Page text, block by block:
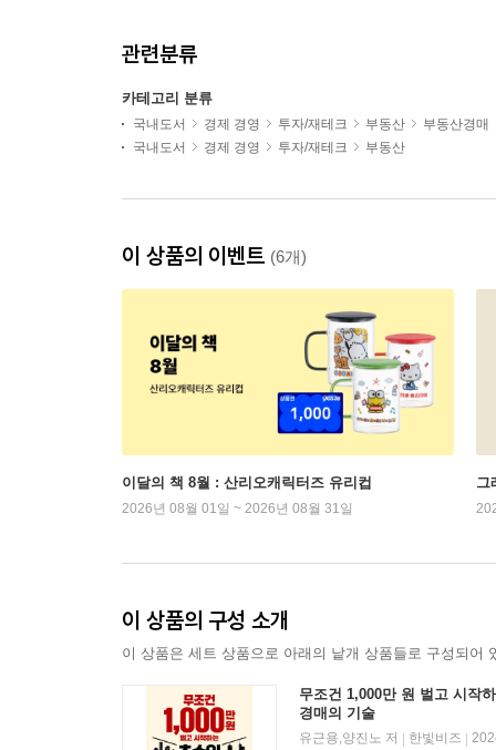
관련분류
카테고리 분류
국내도서 경제 경영 투자/재테크 부동산
부동산경매
국내도서
경제 경영 투자/재테크 부동산
이 상품의 이벤트 (6개)
이달의 책 8월 : 산리오캐릭터즈 유리컵
2026년 08월 01일 ~ 2026년 08월 31일
그
이 상품의 구성 소개
이 상품은 세트 상품으로 아래의 낱개 상품들로 구성되어
무조건 1,000만 원 벌고 시작
경매의 기술
유근용,양진노 저 한빛비즈